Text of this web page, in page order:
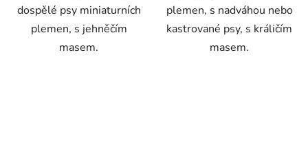
dospělé psy miniaturních
plemen, s jehněčím
masem.
plemen, s nadváhou nebo
kastrované psy, s králičím
masem.